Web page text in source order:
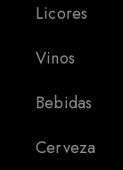
Licores
Vinos
Bebidas
Cerveza